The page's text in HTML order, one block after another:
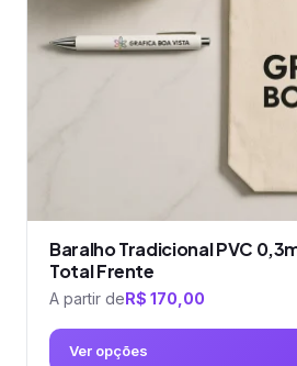
escolhidas
na
Baralho Tradicional PVC
Total Frente
A partir deR$ 170,00
Ver opções